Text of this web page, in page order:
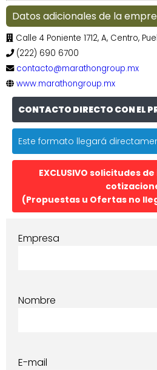
Datos adicionales de la
Calle 4 Poniente 1712, A, Centro,
(222) 690 6700
contacto@marathongroup.mx
www.marathongroup.mx
CONTACTO DIRECTO CON EL
Este formato llegará
EXCLUSIVO solicitudes
(Propuestas u Ofertas no
Empresa
Nombre
E-mail